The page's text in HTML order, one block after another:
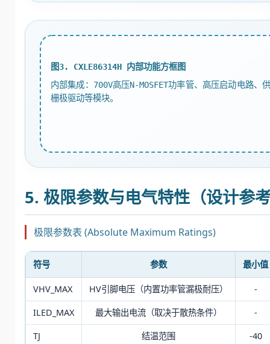
图3. CXLE86314H 内部功能方框图
内部集成：700V高压N-MOSFET功率管、高压启动电路
栅极驱动等模块。
5. 极限参数与电气特性（设计参
极限参数表 (Absolute Maximum Ratings)
符号 参数 最小值
VHV_MAX HV引脚电压（内置功率管漏极耐压） -
ILED_MAX 最大输出电流（取决于散热条件） -
TJ 结温范围 -40